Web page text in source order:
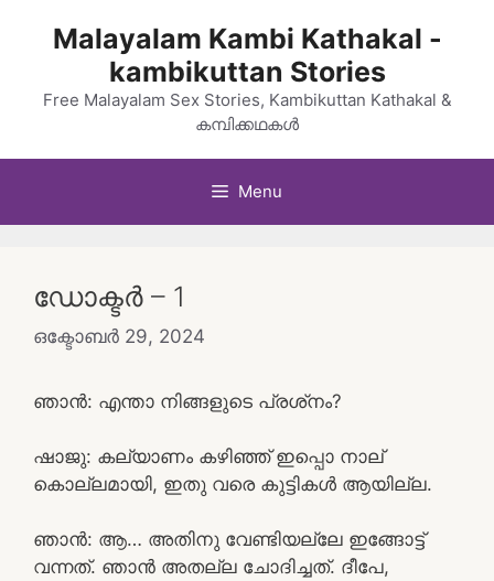
Malayalam Kambi Kathakal -
kambikuttan Stories
Free Malayalam Sex Stories, Kambikuttan Kathakal &
കമ്പിക്കഥകൾ
Menu
ഡോക്ടർ – 1
ഒക്ടോബർ 29, 2024
ഞാൻ: എന്താ നിങ്ങളുടെ പ്രശ്‌നം?
ഷാജു: കല്യാണം കഴിഞ്ഞ് ഇപ്പൊ നാല്
കൊല്ലമായി, ഇതു വരെ കുട്ടികൾ ആയില്ല.
ഞാൻ: ആ… അതിനു വേണ്ടിയല്ലേ ഇങ്ങോട്ട്
വന്നത്. ഞാൻ അതല്ല ചോദിച്ചത്. ദീപേ,